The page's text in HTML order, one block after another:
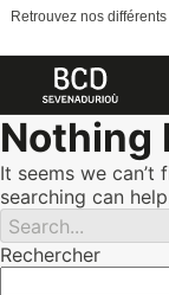
Retrouvez nos
Skip
to
content
Nothing
It seems we can’t
searching can
Rechercher